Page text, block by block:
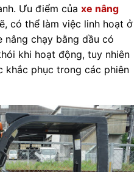
Ưu điểm của xe nâng
có thể làm việc linh hoạt ở
nâng chạy bằng dầu có
khi hoạt động, tuy nhiên
khắc phục trong các phiên